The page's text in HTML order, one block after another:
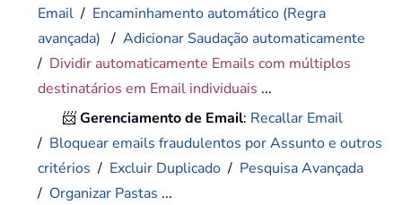
Email / Encaminhamento automático (Regra
avançada) /Adicionar Saudação automaticamente
/ Dividir automaticamente Emails com múltiplos
destinatários em Email individuais ...
📨Gerenciamento de Email: Recallar Email
/ Bloquear emails fraudulentos por Assunto e outros
critérios / Excluir Duplicado / Pesquisa Avançada
/ Organizar Pastas ...